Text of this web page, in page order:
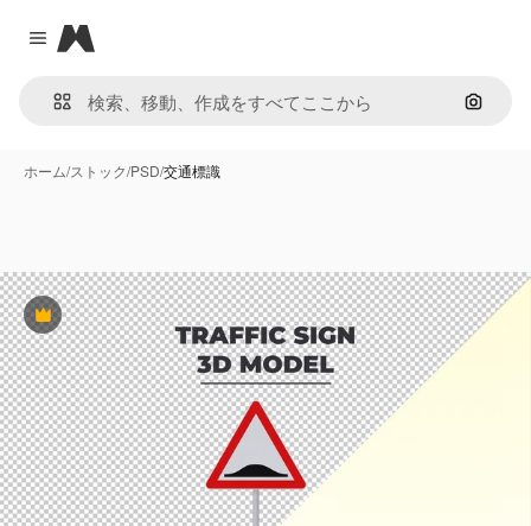
Close menu
Magnific
画像で
ホーム/ストック/PSD/交通標識
Premium